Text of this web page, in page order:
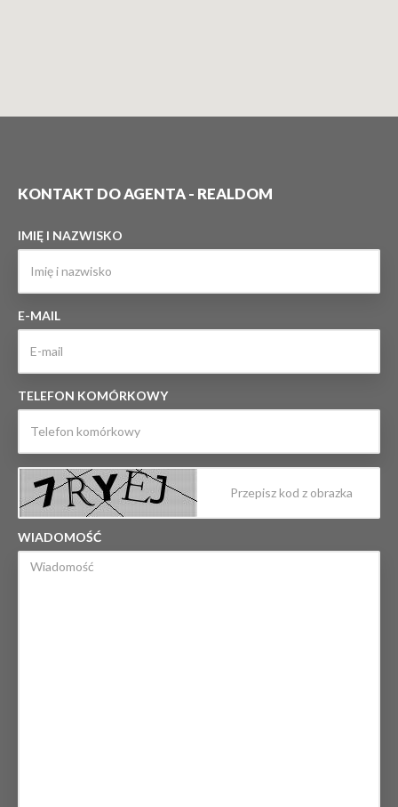
KONTAKT DO AGENTA - REALDOM
IMIĘ I NAZWISKO
E-MAIL
TELEFON KOMÓRKOWY
WIADOMOŚĆ